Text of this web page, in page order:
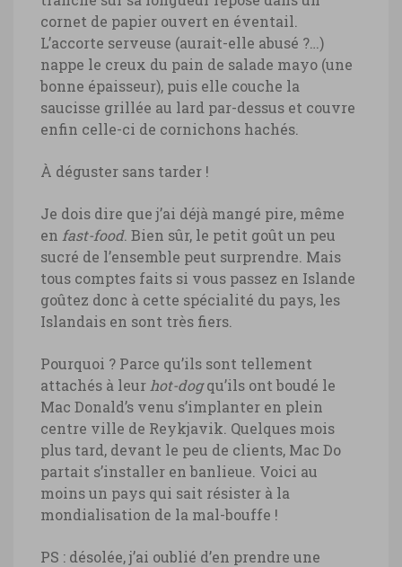
cornet de papier ouvert en éventail.
L’accorte serveuse (aurait-elle abusé ?…)
nappe le creux du pain de salade mayo (une
bonne épaisseur), puis elle couche la
saucisse grillée au lard par-dessus et couvre
enfin celle-ci de cornichons hachés.
À déguster sans tarder !
Je dois dire que j’ai déjà mangé pire, même
en fast-food. Bien sûr, le petit goût un peu
sucré de l’ensemble peut surprendre. Mais
tous comptes faits si vous passez en Islande
goûtez donc à cette spécialité du pays, les
Islandais en sont très fiers.
Pourquoi ? Parce qu’ils sont tellement
attachés à leur hot-dogqu’ils ont boudé le
Mac Donald’s venu s’implanter en plein
centre ville de Reykjavik. Quelques mois
plus tard, devant le peu de clients, Mac Do
partait s’installer en banlieue. Voici au
moins un pays qui sait résister à la
mondialisation de la mal-bouffe !
PS : désolée, j’ai oublié d’en prendre une